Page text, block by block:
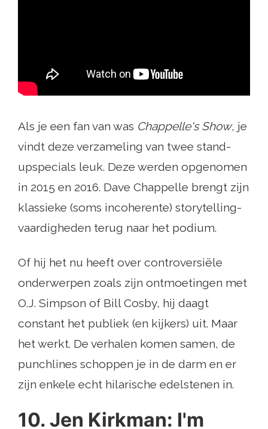
Als je een fan van was Chappelle's Show, je
vindt deze verzameling van twee stand-
upspecials leuk. Deze werden opgenomen
in 2015 en 2016. Dave Chappelle brengt zijn
klassieke (soms incoherente) storytelling-
vaardigheden terug naar het podium.
Of hij het nu heeft over controversiële
onderwerpen zoals zijn ontmoetingen met
O.J. Simpson of Bill Cosby, hij daagt
constant het publiek (en kijkers) uit. Maar
het werkt. De verhalen komen samen, de
punchlines schoppen je in de darm en er
zijn enkele echt hilarische edelstenen in.
10. Jen Kirkman: I'm